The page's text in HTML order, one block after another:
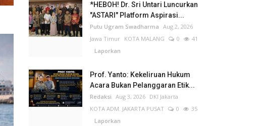
*HEBOH! Dr. Sri Untari Luncurkan
"ASTARI" Platform Aspirasi...
Putu Ugram Swadharma Aug 2, 2026
Jawa Timur KOTA MALANG 0
41
Laporkan
Prof. Yanto: Kekeliruan Hukum
Acara Bukan Pelanggaran Etik...
Redaksi Aug 3, 2026 DKI Jakarta
KOTA ADM. JAKARTA PUSAT
0
35
Laporkan